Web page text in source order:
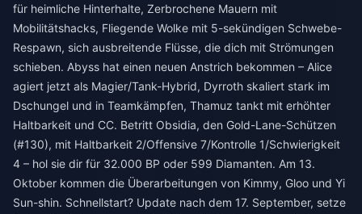
für heimliche Hinterhalte, Zerbrochene Mauern mit
Mobilitätshacks, Fliegende Wolke mit 5-sekündigen Schwebe-
Respawn, sich ausbreitende Flüsse, die dich mit Strömungen
schieben. Abyss hat einen neuen Anstrich bekommen – Alice
agiert jetzt als Magier/Tank-Hybrid, Dyrroth skaliert stark im
Dschungel und in Teamkämpfen, Thamuz tankt mit erhöhter
Haltbarkeit und CC. Betritt Obsidia, den Gold-Lane-Schützen
(#130), mit Haltbarkeit 2/Offensive 7/Kontrolle 1/Schwierigkeit
4 – hol sie dir für 32.000 BP oder 599 Diamanten. Am 13.
Oktober kommen die Überarbeitungen von Kimmy, Gloo und Yi
Sun-shin. Schnellstart? Update nach dem 17. September, setze